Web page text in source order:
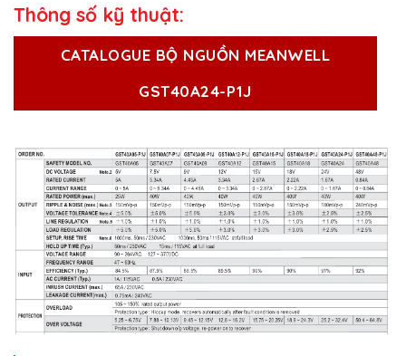
Thông số kỹ thuật:
CATALOGUE BỘ NGUỒN MEANWELL
GST40A24-P1J